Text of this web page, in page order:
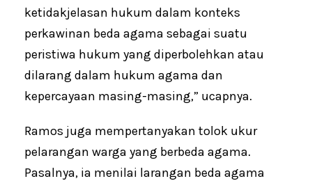
ketidakjelasan hukum dalam konteks
perkawinan beda agama sebagai suatu
peristiwa hukum yang diperbolehkan atau
dilarang dalam hukum agama dan
kepercayaan masing-masing,” ucapnya.
Ramos juga mempertanyakan tolok ukur
pelarangan warga yang berbeda agama.
Pasalnya, ia menilai larangan beda agama